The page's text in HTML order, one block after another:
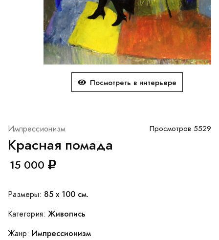
Посмотреть в интерьере
Импрессионизм Просмотров 5529
Красная помада
15 000
Размеры: 85 x 100 см.
Категория: Живопись
Жанр: Импрессионизм